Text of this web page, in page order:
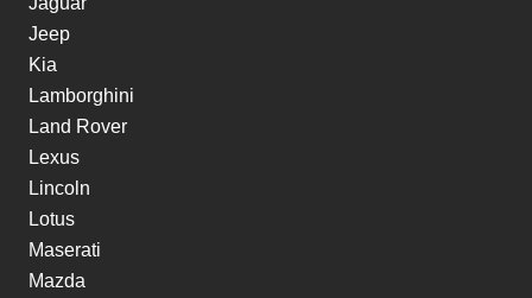
Jeep
Kia
Lamborghini
Land Rover
Lexus
Lincoln
Lotus
Maserati
Mazda